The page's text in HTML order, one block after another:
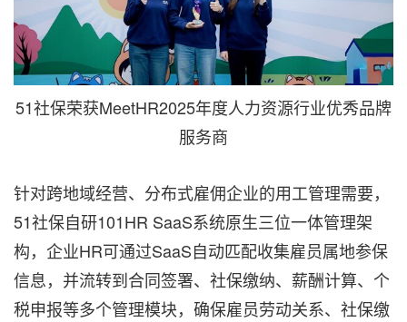
51社保荣获MeetHR2025年度人力资源行业优秀品牌
服务商
针对跨地域经营、分布式雇佣企业的用工管理需要，
51社保自研101HR SaaS系统原生三位一体管理架
构，企业HR可通过SaaS自动匹配收集雇员属地参保
信息，并流转到合同签署、社保缴纳、薪酬计算、个
税申报等多个管理模块，确保雇员劳动关系、社保缴